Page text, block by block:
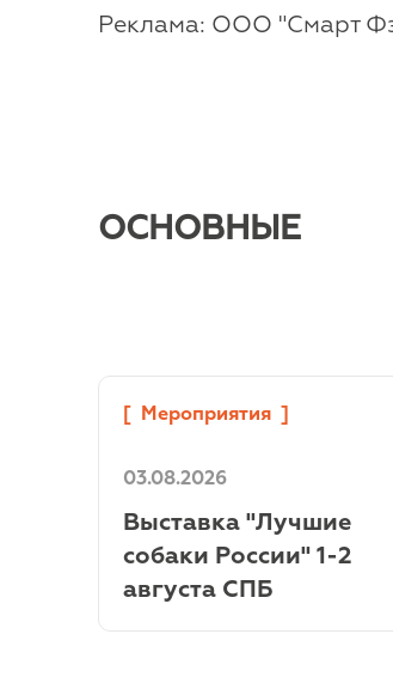
Реклама: ООО "Смарт
ОСНОВНЫЕ
Мероприятия
03.08.2026
Выставка "Лучшие
собаки России" 1-2
августа СПБ